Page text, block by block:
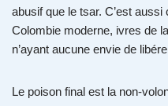
abusif que le tsar. C’est
Colombie moderne, ivres de
n’ayant aucune envie de
Le poison final est la non-